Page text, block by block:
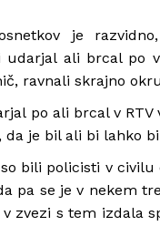
je
ali brcal po
ravnali skrajno
po ali brcal v
je bil ali bi lahko
bili policisti v
pa se je v nekem
v zvezi s tem izdala